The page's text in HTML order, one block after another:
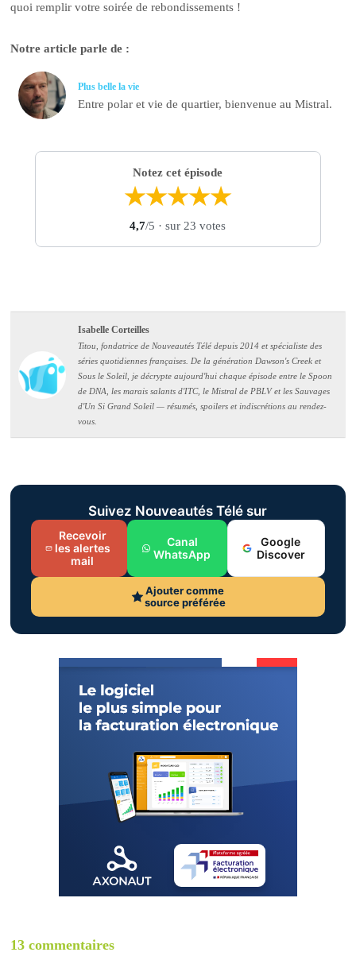
quoi remplir votre soirée de rebondissements !
Notre article parle de :
Plus belle la vie
Entre polar et vie de quartier, bienvenue au Mistral.
Notez cet épisode
★★★★★
4,7/5 · sur 23 votes
Isabelle Corteilles
Titou, fondatrice de Nouveautés Télé depuis 2014 et spécialiste des
séries quotidiennes françaises. De la génération Dawson's Creek et
Sous le Soleil, je décrypte aujourd'hui chaque épisode entre le Spoon
de DNA, les marais salants d'ITC, le Mistral de PBLV et les Sauvages
d'Un Si Grand Soleil — résumés, spoilers et indiscrétions au rendez-
vous.
Suivez Nouveautés Télé sur
Recevoir
les alertes
mail
Canal
WhatsApp
Google
Discover
Ajouter comme
source préférée
13 commentaires